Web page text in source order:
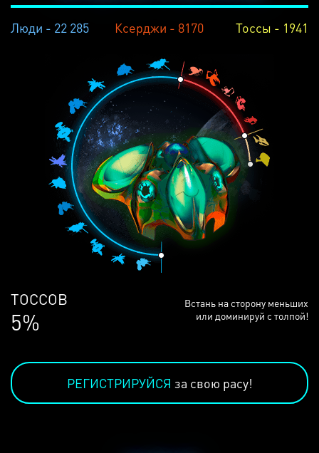
Люди - 22 285 Ксерджи - 8170 Тоссы - 1941
ЛЮДЕЙ
68%
Встань на сторону меньших
или доминируй с толпой!
РЕГИСТРИРУЙСЯ за свою расу!